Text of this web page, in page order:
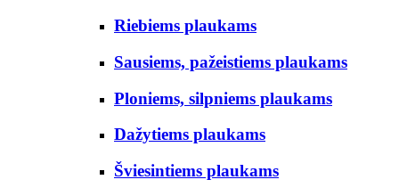
Riebiems plaukams
Sausiems, pažeistiems plaukams
Ploniems, silpniems plaukams
Dažytiems plaukams
Šviesintiems plaukams